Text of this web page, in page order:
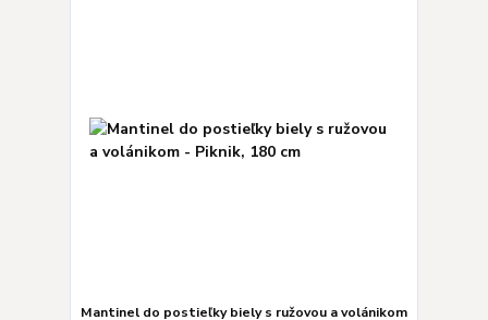
Mantinel do postieľky biely s ružovou a volánikom